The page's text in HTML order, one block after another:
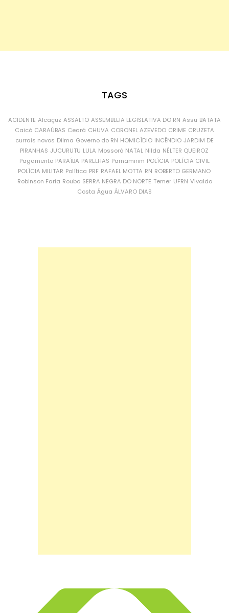
TAGS
ACIDENTE Alcaçuz ASSALTO ASSEMBLEIA LEGISLATIVA DO RN Assu BATATA
Caicó CARAÚBAS Ceará CHUVA CORONEL AZEVEDO CRIME CRUZETA
currais novos Dilma Governo do RN HOMICÍDIO INCÊNDIO JARDIM DE
PIRANHAS JUCURUTU LULA Mossoró NATAL Nilda NÉLTER QUEIROZ
Pagamento PARAÍBA PARELHAS Parnamirim POLÍCIA POLÍCIA CIVIL
POLÍCIA MILITAR Política PRF RAFAEL MOTTA RN ROBERTO GERMANO
Robinson Faria Roubo SERRA NEGRA DO NORTE Temer UFRN Vivaldo
Costa Água ÁLVARO DIAS